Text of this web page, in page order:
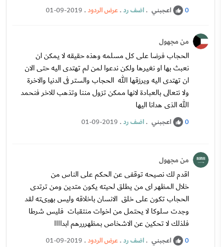
0 اعجبني .اضف رد.عرض الردود.
01-09-2019
من مجهول
الحجاب فرضا على كل مسلمه وهذه حقيقه لا يمكن ان
نعبث بها او نغيرها ولكن ندعوا لمن لم تهتدى اليه حتى الان
ان تهتدى اليه ويرزقها الله الحجاب والستر فى الدنيا والاخرة
ولا نتعالى بالعبادة لانها ممكن تزول مننا وتذهب للاخر فنحمد
الله الذى هدانا اليها
0 اعجبني .اضف رد.
01-09-2019
من مجهول
اقدم لك نصيحه توقفى عن الحكم على الناس من
خلال المظهر اى من يطلق لحيته يكون متدين ومن ترتدى
الحجاب تكون على خلق الانسان باخلاقه وليس بهيىته لقد
وجدت سلوكا لا يحتمل من اخوات منتقبات فليس شرطا
فلذلك لا تحكين عن الاشخاص بمظهرررهم ابداااا
0 اعجبني .اضف رد.عرض الردود.
01-09-2019